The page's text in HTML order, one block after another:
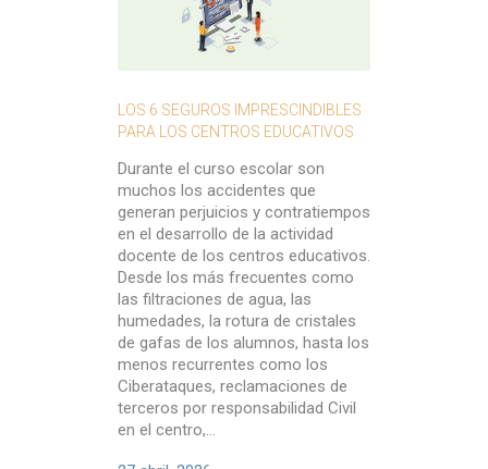
LOS 6 SEGUROS IMPRESCINDIBLES
PARA LOS CENTROS EDUCATIVOS
Durante el curso escolar son
muchos los accidentes que
generan perjuicios y contratiempos
en el desarrollo de la actividad
docente de los centros educativos.
Desde los más frecuentes como
las filtraciones de agua, las
humedades, la rotura de cristales
de gafas de los alumnos, hasta los
menos recurrentes como los
Ciberataques, reclamaciones de
terceros por responsabilidad Civil
en el centro,...